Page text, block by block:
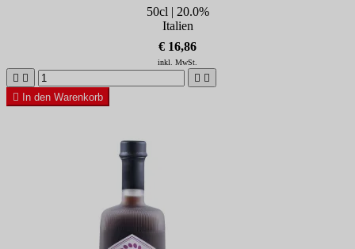
50cl | 20.0%
Italien
€ 16,86
inkl. MwSt.
   

In den Warenkorb